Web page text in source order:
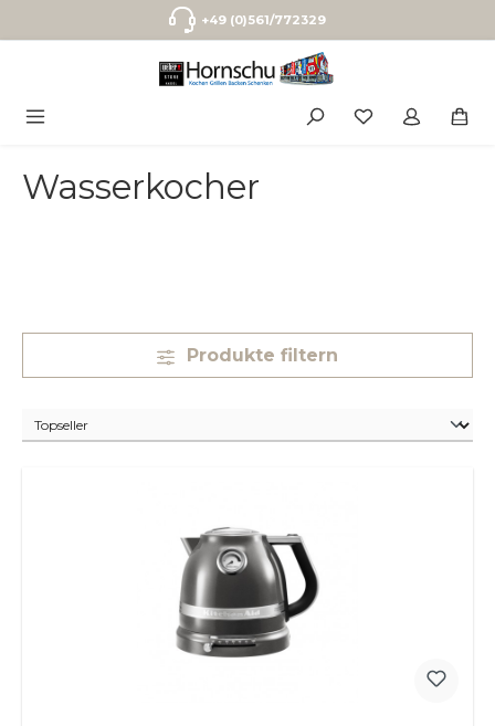
Zum Hauptinhalt springen+49 (0)561/772329
Wasserkocher
Produkte filtern